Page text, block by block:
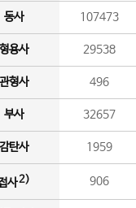
동사 107473
용사 29538
형사 496
부사 32657
탄사 1959
사2) 906